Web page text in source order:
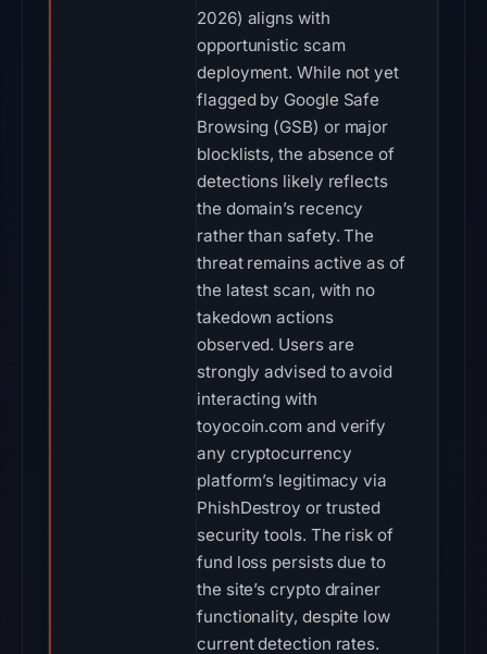
2026) aligns with
opportunistic scam
deployment. While not yet
flagged by Google Safe
Browsing (GSB) or major
blocklists, the absence of
detections likely reflects
the domain’s recency
rather than safety. The
threat remains active as of
the latest scan, with no
takedown actions
observed. Users are
strongly advised to avoid
interacting with
toyocoin.com and verify
any cryptocurrency
platform’s legitimacy via
PhishDestroy or trusted
security tools. The risk of
fund loss persists due to
the site’s crypto drainer
functionality, despite low
current detection rates.